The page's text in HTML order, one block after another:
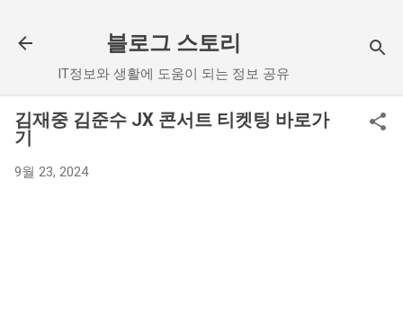
블로그 스토리
IT정보와 생활에 도움이 되는 정보 공유
김재중 김준수 JX 콘서트 티켓팅 바로가
기
9월 23, 2024